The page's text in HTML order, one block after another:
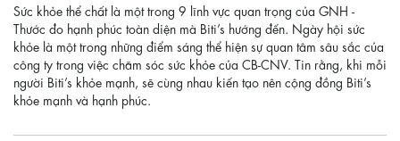
Sức khỏe thể chất là một trong 9 lĩnh vực quan trọng của GNH -
Thước đo hạnh phúc toàn diện mà Biti’s hướng đến. Ngày hội sức
khỏe là một trong những điểm sáng thể hiện sự quan tâm sâu sắc của
công ty trong việc chăm sóc sức khỏe của CB-CNV. Tin rằng, khi mỗi
người Biti’s khỏe mạnh, sẽ cùng nhau kiến tạo nên cộng đồng Biti’s
khỏe mạnh và hạnh phúc.